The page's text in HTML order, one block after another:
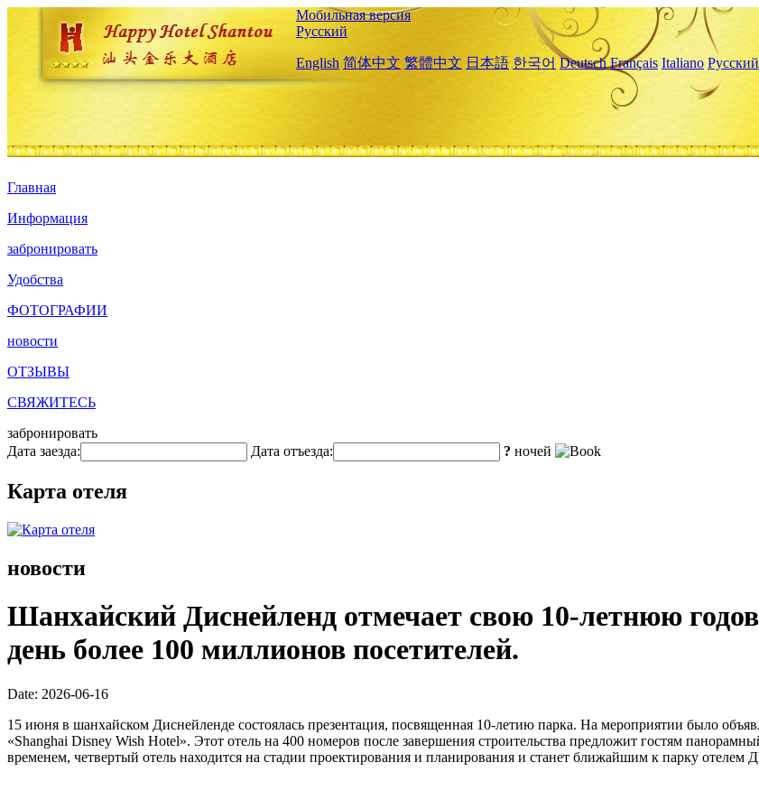
Мобильная версия
Русский
English 简体中文 繁體中文 日本語 한국어 Deutsch Français Italiano Русский
Главная
Информация
забронировать
Удобства
ФОТОГРАФИИ
новости
ОТЗЫВЫ
СВЯЖИТЕСЬ
забронировать
Дата заезда:
Дата отъезда: ? ночей
Карта отеля
новости
Шанхайский Диснейленд отмечает свою 10-летнюю
день более 100 миллионов посетителей.
Date: 2026-06-16
15 июня в шанхайском Диснейленде состоялась презентация, посвященная 10-летию парка. На мероприятии было
«Shanghai Disney Wish Hotel». Этот отель на 400 номеров после завершения строительства предложит гостям
временем, четвертый отель находится на стадии проектирования и планирования и станет ближайшим к парку отелем